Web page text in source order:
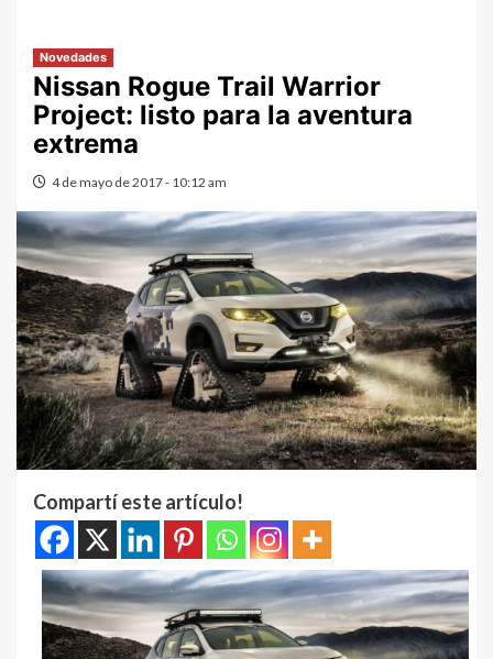
Novedades
Nissan Rogue Trail Warrior
Project: listo para la aventura
extrema
4 de mayo de 2017 - 10:12 am
Compartí este artículo!